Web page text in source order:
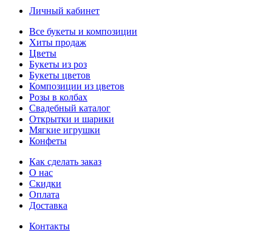
Личный кабинет
Все букеты и композиции
Хиты продаж
Цветы
Букеты из роз
Букеты цветов
Композиции из цветов
Розы в колбах
Свадебный каталог
Открытки и шарики
Мягкие игрушки
Конфеты
Как сделать заказ
О нас
Скидки
Оплата
Доставка
Контакты